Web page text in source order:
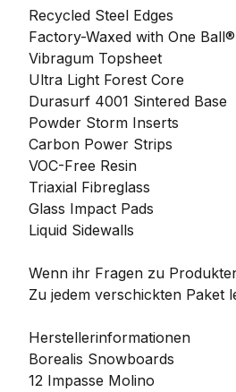
Recycled Steel Edges
Factory-Waxed with One
Vibragum Topsheet
Ultra Light Forest Core
Durasurf 4001 Sintered Base
Powder Storm Inserts
Carbon Power Strips
VOC-Free Resin
Triaxial Fibreglass
Glass Impact Pads
Liquid Sidewalls
Wenn ihr Fragen zu
Zu jedem verschickten Paket
Herstellerinformationen
Borealis Snowboards
12 Impasse Molino